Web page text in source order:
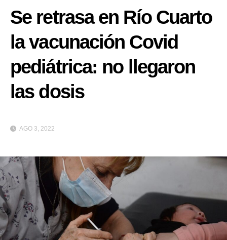
Se retrasa en Río Cuarto
la vacunación Covid
pediátrica: no llegaron
las dosis
AGO 3, 2022